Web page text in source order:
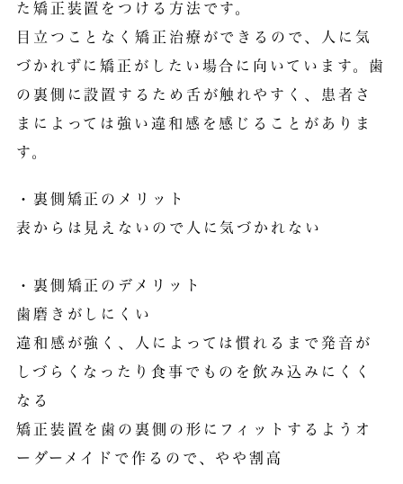
た矯正装置をつける方法です。
目立つことなく矯正治療ができるので、人に気
づかれずに矯正がしたい場合に向いています。歯
の裏側に設置するため舌が触れやすく、患者さ
まによっては強い違和感を感じることがありま
す。
・裏側矯正のメリット
表からは見えないので人に気づかれない
・裏側矯正の デメリット
歯磨きがしにくい
違和感が強く、人によっては慣れるまで発音が
しづらくなったり食事でものを飲み込みにくく
なる
矯正装置を歯の裏側の形にフィットするようオ
ーダーメイドで作るので、やや割高